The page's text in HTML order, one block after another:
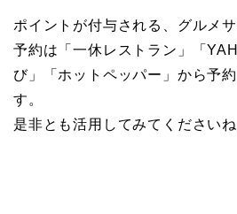
ポイントが付与される、グルメ
予約は「一休レストラン」「
び」「ホットペッパー」から予
す。
是非とも活用してみてくださいね